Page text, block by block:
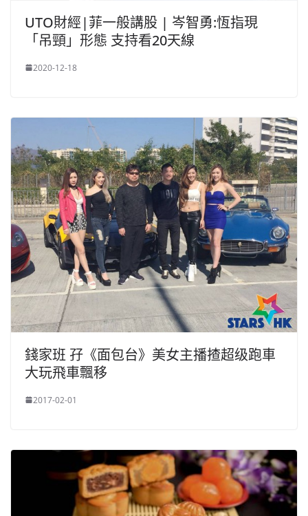
UTO財經|菲一般講股 | 岑智勇:恆指現
「吊頸」形態 支持看20天線
2020-12-18
錢家班 孖《面包台》美女主播揸超级跑車
大玩飛車飄移
2017-02-01